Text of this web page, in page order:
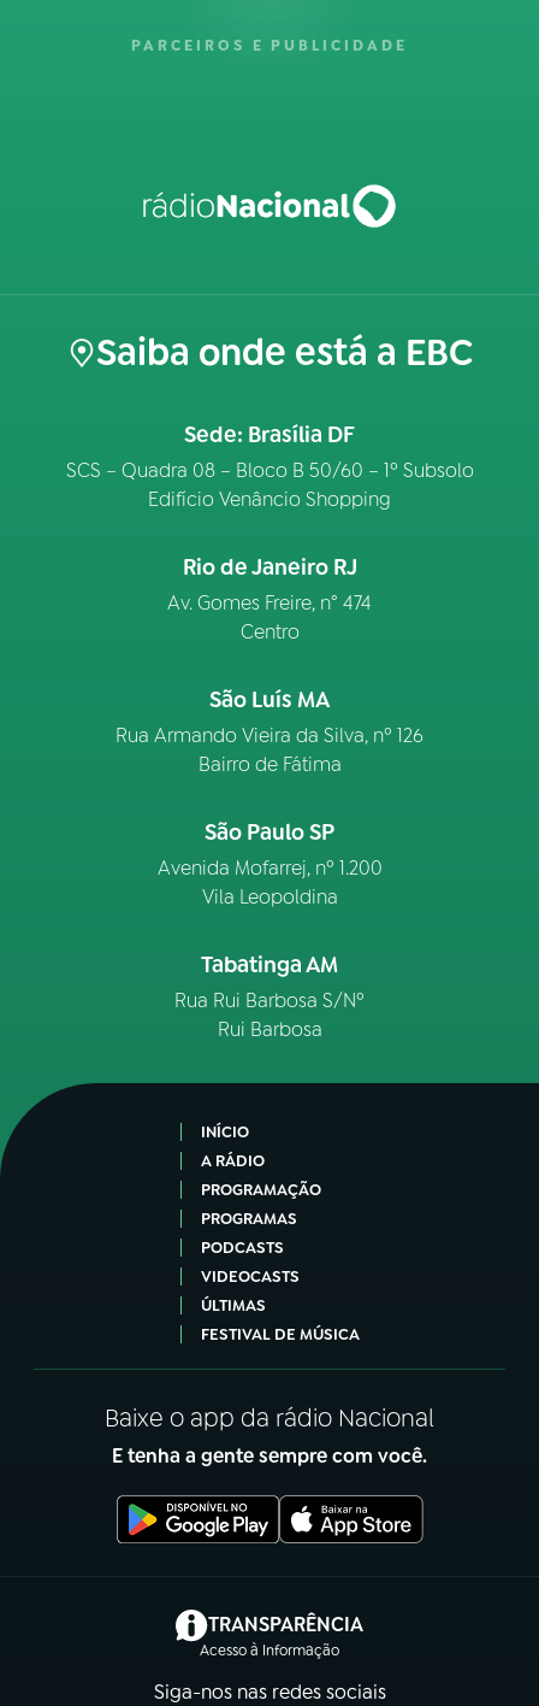
PARCEIROS E PUBLICIDADE
Saiba onde está a EBC
Sede: Brasília DF
SCS – Quadra 08 – Bloco B 50/60 – 1º Subsolo
Edifício Venâncio Shopping
Rio de Janeiro RJ
Av. Gomes Freire, n° 474
Centro
São Luís MA
Rua Armando Vieira da Silva, nº 126
Bairro de Fátima
São Paulo SP
Avenida Mofarrej, nº 1.200
Vila Leopoldina
Tabatinga AM
Rua Rui Barbosa S/Nº
Rui Barbosa
INÍCIO
A RÁDIO
PROGRAMAÇÃO
PROGRAMAS
PODCASTS
VIDEOCASTS
ÚLTIMAS
FESTIVAL DE MÚSICA
Baixe o app da rádio Nacional
E tenha a gente sempre com você.
TRANSPARÊNCIA
Acesso à Informação
(abre em nova aba)
Siga-nos nas redes sociais